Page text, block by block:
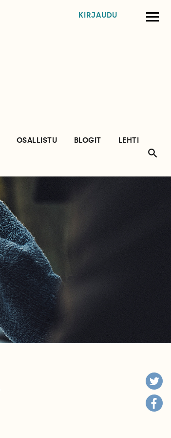
KIRJAUDU
OSALLISTU BLOGIT
LEHTI